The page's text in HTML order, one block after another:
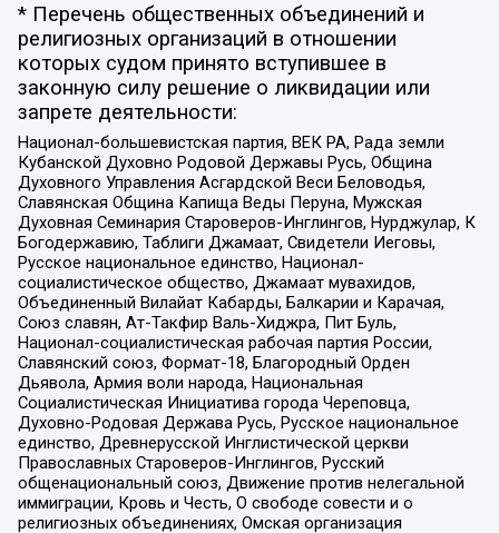
* Перечень общественных объединений и
религиозных организаций в отношении
которых судом принято вступившее в
законную силу решение о ликвидации или
запрете деятельности:
Национал-большевистская партия, ВЕК РА, Рада земли
Кубанской Духовно Родовой Державы Русь, Община
Духовного Управления Асгардской Веси Беловодья,
Славянская Община Капища Веды Перуна, Мужская
Духовная Семинария Староверов-Инглингов, Нурджулар, К
Богодержавию, Таблиги Джамаат, Свидетели Иеговы,
Русское национальное единство, Национал-
социалистическое общество, Джамаат мувахидов,
Объединенный Вилайат Кабарды, Балкарии и Карачая,
Союз славян, Ат-Такфир Валь-Хиджра, Пит Буль,
Национал-социалистическая рабочая партия России,
Славянский союз, Формат-18, Благородный Орден
Дьявола, Армия воли народа, Национальная
Социалистическая Инициатива города Череповца,
Духовно-Родовая Держава Русь, Русское национальное
единство, Древнерусской Инглистической церкви
Православных Староверов-Инглингов, Русский
общенациональный союз, Движение против нелегальной
иммиграции, Кровь и Честь, О свободе совести и о
религиозных объединениях, Омская организация